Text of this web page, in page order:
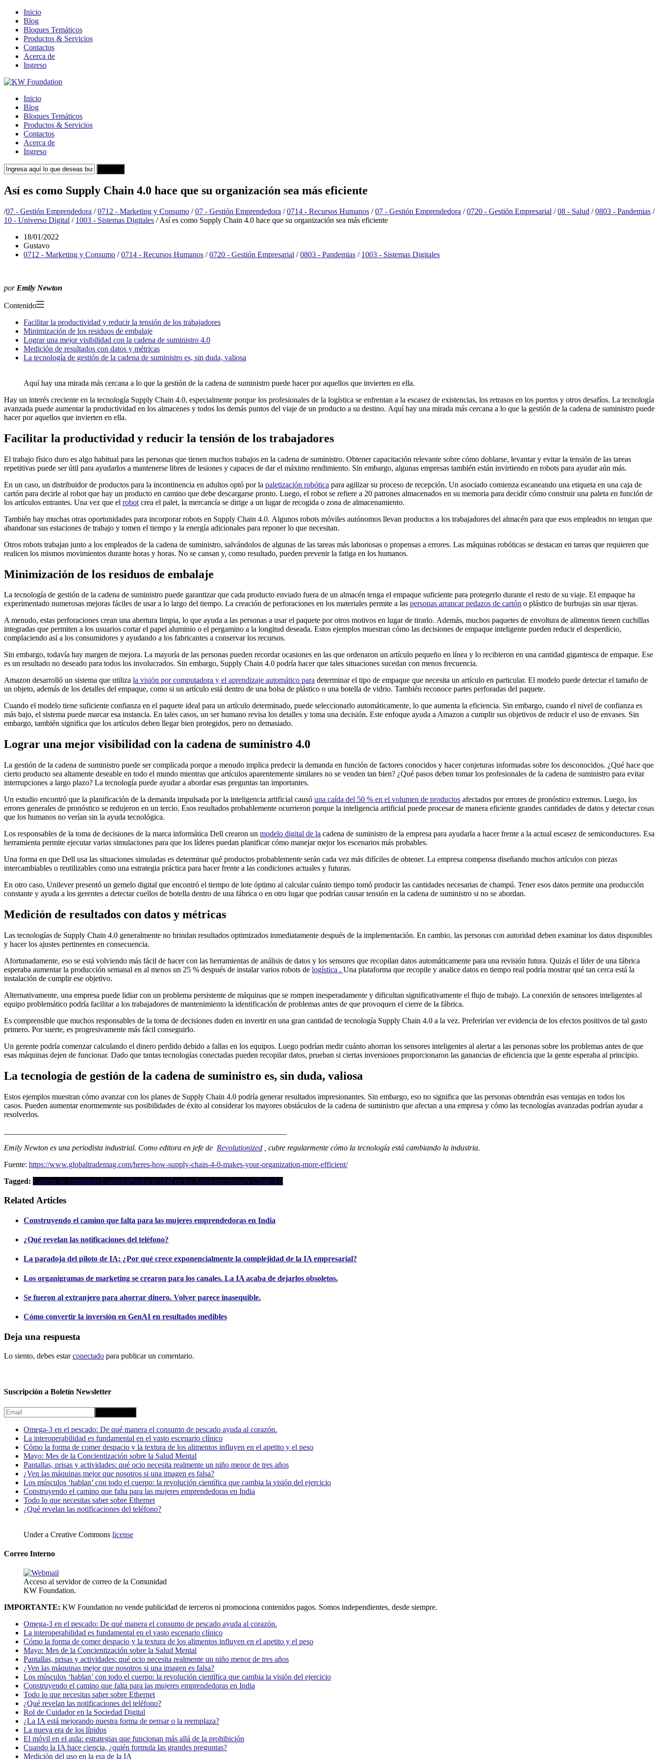
Inicio
Blog
Bloques Temáticos
Productos & Servicios
Contactos
Acerca de
Ingreso
Inicio
Blog
Bloques Temáticos
Productos & Servicios
Contactos
Acerca de
Ingreso
Así es como Supply Chain 4.0 hace que su organización sea más eficiente
/07 - Gestión Emprendedora / 0712 - Marketing y Consumo / 07 - Gestión Emprendedora / 0714 - Recursos Humanos / 07 - Gestión Emprendedora / 0720 - Gestión Empresarial / 08 - Salud / 0803 - Pandemias /
10 - Universo Digital / 1003 - Sistemas Digitales /Así es como Supply Chain 4.0 hace que su organización sea más eficiente
18/01/2022
Gustavo
0712 - Marketing y Consumo /0714 - Recursos Humanos /0720 - Gestión Empresarial /0803 - Pandemias / 1003 - Sistemas Digitales
por Emily Newton
Contenido
Facilitar la productividad y reducir la tensión de los trabajadores
Minimización de los residuos de embalaje
Lograr una mejor visibilidad con la cadena de suministro 4.0
Medición de resultados con datos y métricas
La tecnología de gestión de la cadena de suministro es, sin duda, valiosa
Aquí hay una mirada más cercana a lo que la gestión de la cadena de suministro puede hacer por aquellos que invierten en ella.
Hay un interés creciente en la tecnología Supply Chain 4.0, especialmente porque los profesionales de la logística se enfrentan a la escasez de existencias, los retrasos en los puertos y otros desafíos. La tecnología
avanzada puede aumentar la productividad en los almacenes y todos los demás puntos del viaje de un producto a su destino. Aquí hay una mirada más cercana a lo que la gestión de la cadena de suministro puede
hacer por aquellos que invierten en ella.
Facilitar la productividad y reducir la tensión de los trabajadores
El trabajo físico duro es algo habitual para las personas que tienen muchos trabajos en la cadena de suministro. Obtener capacitación relevante sobre cómo doblarse, levantar y evitar la tensión de las tareas
repetitivas puede ser útil para ayudarlos a mantenerse libres de lesiones y capaces de dar el máximo rendimiento. Sin embargo, algunas empresas también están invirtiendo en robots para ayudar aún más.
En un caso, un distribuidor de productos para la incontinencia en adultos optó por la paletización robótica para agilizar su proceso de recepción. Un asociado comienza escaneando una etiqueta en una caja de
cartón para decirle al robot que hay un producto en camino que debe descargarse pronto. Luego, el robot se refiere a 20 patrones almacenados en su memoria para decidir cómo construir una paleta en función de
los artículos entrantes. Una vez que el robot crea el palet, la mercancía se dirige a un lugar de recogida o zona de almacenamiento.
También hay muchas otras oportunidades para incorporar robots en Supply Chain 4.0. Algunos robots móviles autónomos llevan productos a los trabajadores del almacén para que esos empleados no tengan que
abandonar sus estaciones de trabajo y tomen el tiempo y la energía adicionales para reponer lo que necesitan.
Otros robots trabajan junto a los empleados de la cadena de suministro, salvándolos de algunas de las tareas más laboriosas o propensas a errores. Las máquinas robóticas se destacan en tareas que requieren que
realicen los mismos movimientos durante horas y horas. No se cansan y, como resultado, pueden prevenir la fatiga en los humanos.
Minimización de los residuos de embalaje
La tecnología de gestión de la cadena de suministro puede garantizar que cada producto enviado fuera de un almacén tenga el empaque suficiente para protegerlo durante el resto de su viaje. El empaque ha
experimentado numerosas mejoras fáciles de usar a lo largo del tiempo. La creación de perforaciones en los materiales permite a las personas arrancar pedazos de cartón o plástico de burbujas sin usar tijeras.
A menudo, estas perforaciones crean una abertura limpia, lo que ayuda a las personas a usar el paquete por otros motivos en lugar de tirarlo. Además, muchos paquetes de envoltura de alimentos tienen cuchillas
integradas que permiten a los usuarios cortar el papel aluminio o el pergamino a la longitud deseada. Estos ejemplos muestran cómo las decisiones de empaque inteligente pueden reducir el desperdicio,
complaciendo así a los consumidores y ayudando a los fabricantes a conservar los recursos.
Sin embargo, todavía hay margen de mejora. La mayoría de las personas pueden recordar ocasiones en las que ordenaron un artículo pequeño en línea y lo recibieron en una cantidad gigantesca de empaque. Ese
es un resultado no deseado para todos los involucrados. Sin embargo, Supply Chain 4.0 podría hacer que tales situaciones sucedan con menos frecuencia.
Amazon desarrolló un sistema que utiliza la visión por computadora y el aprendizaje automático para determinar el tipo de empaque que necesita un artículo en particular. El modelo puede detectar el tamaño de
un objeto, además de los detalles del empaque, como si un artículo está dentro de una bolsa de plástico o una botella de vidrio. También reconoce partes perforadas del paquete.
Cuando el modelo tiene suficiente confianza en el paquete ideal para un artículo determinado, puede seleccionarlo automáticamente, lo que aumenta la eficiencia. Sin embargo, cuando el nivel de confianza es
más bajo, el sistema puede marcar esa instancia. En tales casos, un ser humano revisa los detalles y toma una decisión. Este enfoque ayuda a Amazon a cumplir sus objetivos de reducir el uso de envases. Sin
embargo, también significa que los artículos deben llegar bien protegidos, pero no demasiado.
Lograr una mejor visibilidad con la cadena de suministro 4.0
La gestión de la cadena de suministro puede ser complicada porque a menudo implica predecir la demanda en función de factores conocidos y hacer conjeturas informadas sobre los desconocidos. ¿Qué hace que
cierto producto sea altamente deseable en todo el mundo mientras que artículos aparentemente similares no se venden tan bien? ¿Qué pasos deben tomar los profesionales de la cadena de suministro para evitar
interrupciones a largo plazo? La tecnología puede ayudar a abordar esas preguntas tan importantes.
Un estudio encontró que la planificación de la demanda impulsada por la inteligencia artificial causó una caída del 50 % en el volumen de productos afectados por errores de pronóstico extremos. Luego, los
errores generales de pronóstico se redujeron en un tercio. Esos resultados probablemente ocurrieron porque la inteligencia artificial puede procesar de manera eficiente grandes cantidades de datos y detectar cosas
que los humanos no verían sin la ayuda tecnológica.
Los responsables de la toma de decisiones de la marca informática Dell crearon un modelo digital de la cadena de suministro de la empresa para ayudarla a hacer frente a la actual escasez de semiconductores. Esa
herramienta permite ejecutar varias simulaciones para que los líderes puedan planificar cómo manejar mejor los escenarios más probables.
Una forma en que Dell usa las situaciones simuladas es determinar qué productos probablemente serán cada vez más difíciles de obtener. La empresa compensa diseñando muchos artículos con piezas
intercambiables o reutilizables como una estrategia práctica para hacer frente a las condiciones actuales y futuras.
En otro caso, Unilever presentó un gemelo digital que encontró el tiempo de lote óptimo al calcular cuánto tiempo tomó producir las cantidades necesarias de champú. Tener esos datos permite una producción
constante y ayuda a los gerentes a detectar cuellos de botella dentro de una fábrica o en otro lugar que podrían causar tensión en la cadena de suministro si no se abordan.
Medición de resultados con datos y métricas
Las tecnologías de Supply Chain 4.0 generalmente no brindan resultados optimizados inmediatamente después de la implementación. En cambio, las personas con autoridad deben examinar los datos disponibles
y hacer los ajustes pertinentes en consecuencia.
Afortunadamente, eso se está volviendo más fácil de hacer con las herramientas de análisis de datos y los sensores que recopilan datos automáticamente para una revisión futura. Quizás el líder de una fábrica
esperaba aumentar la producción semanal en al menos un 25 % después de instalar varios robots de logística . Una plataforma que recopile y analice datos en tiempo real podría mostrar qué tan cerca está la
instalación de cumplir ese objetivo.
Alternativamente, una empresa puede lidiar con un problema persistente de máquinas que se rompen inesperadamente y dificultan significativamente el flujo de trabajo. La conexión de sensores inteligentes al
equipo problemático podría facilitar a los trabajadores de mantenimiento la identificación de problemas antes de que provoquen el cierre de la fábrica.
Es comprensible que muchos responsables de la toma de decisiones duden en invertir en una gran cantidad de tecnología Supply Chain 4.0 a la vez. Preferirían ver evidencia de los efectos positivos de tal gasto
primero. Por suerte, es progresivamente más fácil conseguirlo.
Un gerente podría comenzar calculando el dinero perdido debido a fallas en los equipos. Luego podrían medir cuánto ahorran los sensores inteligentes al alertar a las personas sobre los problemas antes de que
esas máquinas dejen de funcionar. Dado que tantas tecnologías conectadas pueden recopilar datos, prueban si ciertas inversiones proporcionaron las ganancias de eficiencia que la gente esperaba al principio.
La tecnología de gestión de la cadena de suministro es, sin duda, valiosa
Estos ejemplos muestran cómo avanzar con los planes de Supply Chain 4.0 podría generar resultados impresionantes. Sin embargo, eso no significa que las personas obtendrán esas ventajas en todos los
casos. Pueden aumentar enormemente sus posibilidades de éxito al considerar los mayores obstáculos de la cadena de suministro que afectan a una empresa y cómo las tecnologías avanzadas podrían ayudar a
resolverlos.
Emily Newton es una periodista industrial. Como editora en jefe de Revolutionized , cubre regularmente cómo la tecnología está cambiando la industria.
Fuente: https://www.globaltrademag.com/heres-how-supply-chain-4-0-makes-your-organization-more-efficient/
Tagged: Cadena de SuministroLogísticaProductividad en los AlmacenesSupply Chain 4.0
Related Articles
Construyendo el camino que falta para las mujeres emprendedoras en India
¿Qué revelan las notificaciones del teléfono?
La paradoja del piloto de IA: ¿Por qué crece exponencialmente la complejidad de la IA empresarial?
Los organigramas de marketing se crearon para los canales. La IA acaba de dejarlos obsoletos.
Se fueron al extranjero para ahorrar dinero. Volver parece inasequible.
Cómo convertir la inversión en GenAI en resultados medibles
Deja una respuesta
Lo siento, debes estarconectado para publicar un comentario.
Suscripción a Boletín Newsletter
Omega-3 en el pescado: De qué manera el consumo de pescado ayuda al corazón.
La interoperabilidad es fundamental en el vasto escenario clínico
Cómo la forma de comer despacio y la textura de los alimentos influyen en el apetito y el peso
Mayo: Mes de la Concientización sobre la Salud Mental
Pantallas, prisas y actividades: qué ocio necesita realmente un niño menor de tres años
¿Ven las máquinas mejor que nosotros si una imagen es falsa?
Los músculos ‘hablan’ con todo el cuerpo: la revolución científica que cambia la visión del ejercicio
Construyendo el camino que falta para las mujeres emprendedoras en India
Todo lo que necesitas saber sobre Ethernet
¿Qué revelan las notificaciones del teléfono?
Under a Creative Commons license
Correo Interno
Acceso al servidor de correo de la Comunidad
KW Foundation.
IMPORTANTE: KW Foundation no vende publicidad de terceros ni promociona contenidos pagos. Somos independientes, desde siempre.
Omega-3 en el pescado: De qué manera el consumo de pescado ayuda al corazón.
La interoperabilidad es fundamental en el vasto escenario clínico
Cómo la forma de comer despacio y la textura de los alimentos influyen en el apetito y el peso
Mayo: Mes de la Concientización sobre la Salud Mental
Pantallas, prisas y actividades: qué ocio necesita realmente un niño menor de tres años
¿Ven las máquinas mejor que nosotros si una imagen es falsa?
Los músculos ‘hablan’ con todo el cuerpo: la revolución científica que cambia la visión del ejercicio
Construyendo el camino que falta para las mujeres emprendedoras en India
Todo lo que necesitas saber sobre Ethernet
¿Qué revelan las notificaciones del teléfono?
Rol de Cuidador en la Sociedad Digital
¿La IA está mejorando nuestra forma de pensar o la reemplaza?
La nueva era de los lípidos
El móvil en el aula: estrategias que funcionan más allá de la prohibición
Cuando la IA hace ciencia, ¿quién formula las grandes preguntas?
Medición del uso en la era de la IA